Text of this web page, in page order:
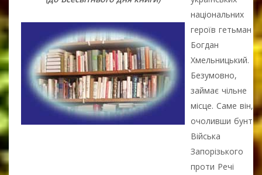
національних
героїв гетьман
Богдан
Хмельницький.
Безумовно,
займає чільне
місце. Саме він,
очоливши бунт
Війська
Запорізького
проти Речі